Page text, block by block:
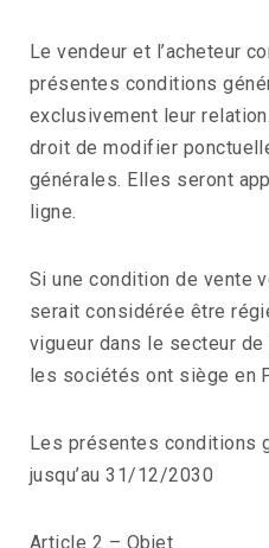
Le vendeur et l’acheteur
présentes conditions
exclusivement leur
droit de modifier
générales. Elles seront
ligne.
Si une condition de vente
serait considérée être
vigueur dans le secteur
les sociétés ont siège en
Les présentes conditions
jusqu’au 31/12/2030
Article 2 – Objet